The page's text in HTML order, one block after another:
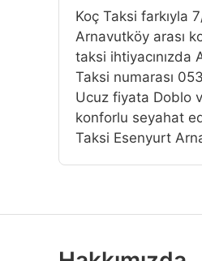
Koç Taksi farkıyla
Arnavutköy arası
taksi ihtiyacınızda
Taksi numarası
Ucuz fiyata Doblo
konforlu seyahat
Taksi Esenyurt